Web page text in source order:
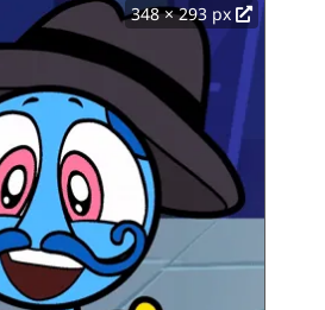
348 × 293 px